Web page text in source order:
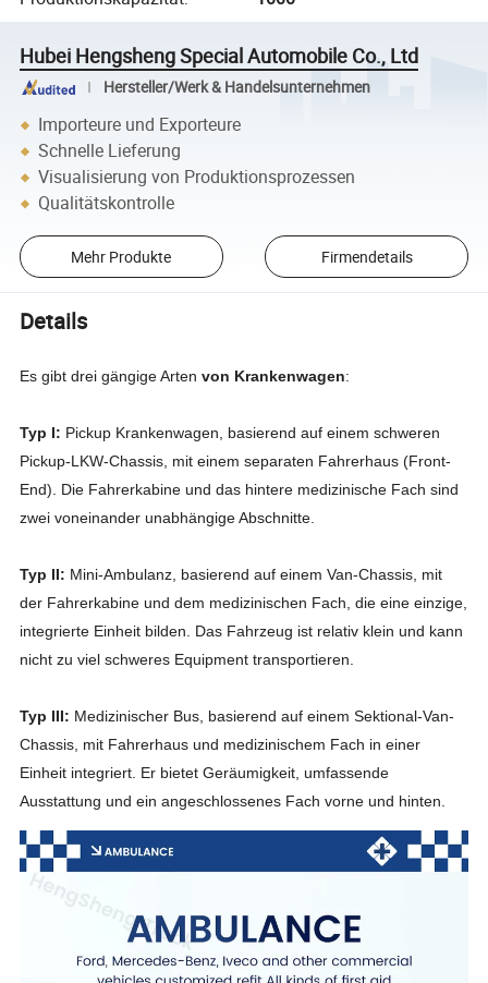
Hubei Hengsheng Special Automobile Co., Ltd
Hersteller/Werk & Handelsunternehmen
Importeure und Exporteure
Schnelle Lieferung
Visualisierung von Produktionsprozessen
Qualitätskontrolle
Mehr Produkte Firmendetails
Details
Es gibt drei gängige Arten von Krankenwagen:
Typ I: Pickup Krankenwagen, basierend auf einem schweren
Pickup-LKW-Chassis, mit einem separaten Fahrerhaus (Front-
End). Die Fahrerkabine und das hintere medizinische Fach sind
zwei voneinander unabhängige Abschnitte.
Typ II: Mini-Ambulanz, basierend auf einem Van-Chassis, mit
der Fahrerkabine und dem medizinischen Fach, die eine einzige,
integrierte Einheit bilden. Das Fahrzeug ist relativ klein und kann
nicht zu viel schweres Equipment transportieren.
Typ III: Medizinischer Bus, basierend auf einem Sektional-Van-
Chassis, mit Fahrerhaus und medizinischem Fach in einer
Einheit integriert. Er bietet Geräumigkeit, umfassende
Ausstattung und ein angeschlossenes Fach vorne und hinten.